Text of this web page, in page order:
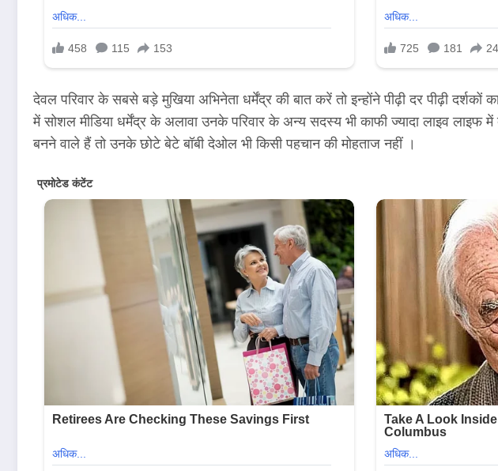
देवल परिवार के सबसे बड़े मुखिया अभिनेता धर्मेंद्र की बात करें तो इन्होंने पीढ़ी दर पीढ़ी
में सोशल मीडिया धर्मेंद्र के अलावा उनके परिवार के अन्य सदस्य भी काफी ज्यादा लाइव
बनने वाले हैं तो उनके छोटे बेटे बॉबी देओल भी किसी पहचान की मोहताज नहीं ।